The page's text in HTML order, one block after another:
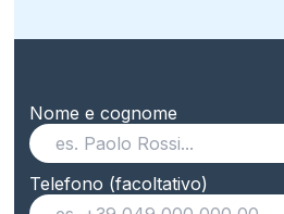
Nome e cognome
Telefono (facoltativo)